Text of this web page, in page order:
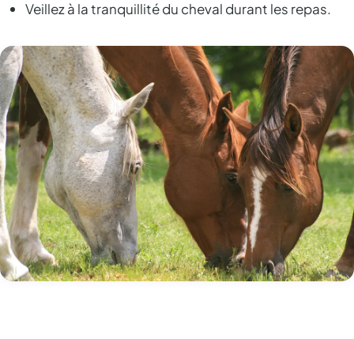
Veillez à la tranquillité du cheval durant les repas.